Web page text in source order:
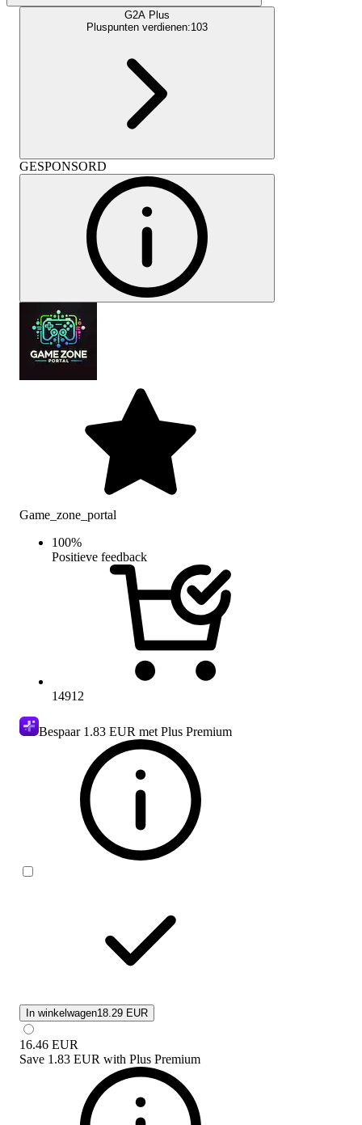
G2A Plus
Pluspunten verdienen:103
GESPONSORD
Game_zone_portal
100%
Positieve feedback
14912
Bespaar 1.83 EUR met Plus Premium
In winkelwagen18.29 EUR
16.46 EUR
Save 1.83 EUR with Plus Premium